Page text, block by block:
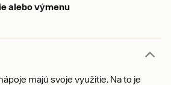
alebo výmenu
majú svoje využitie. Na to je